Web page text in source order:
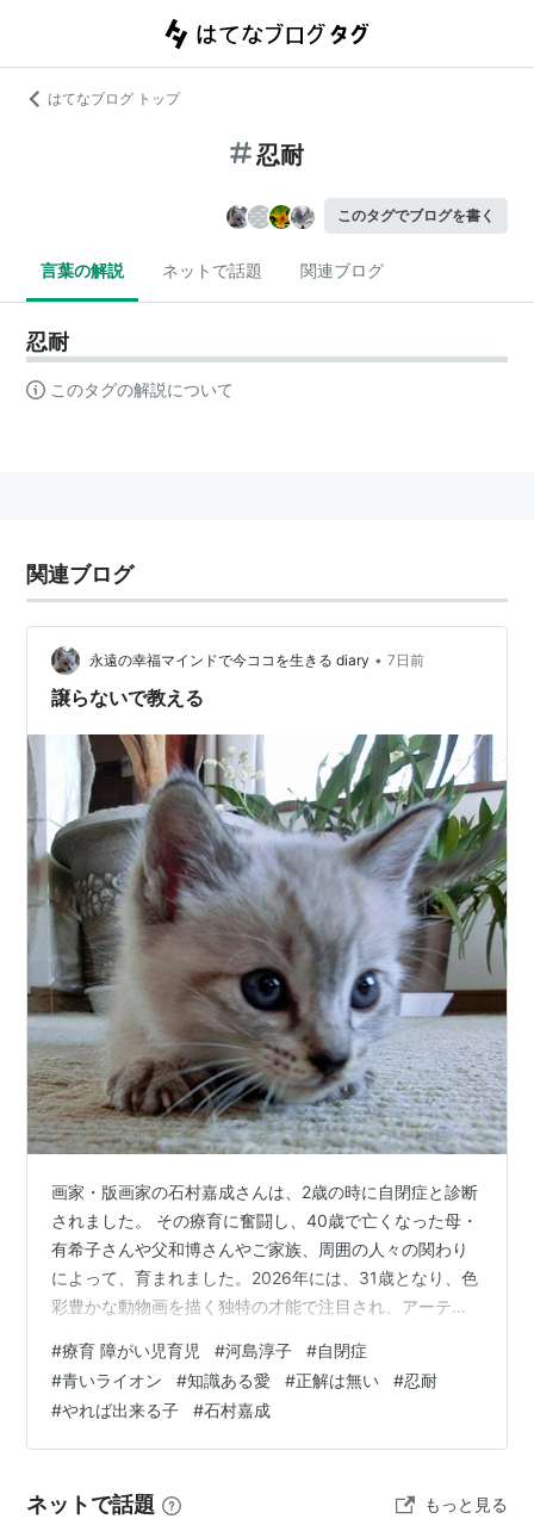
はてなブログ トップ
忍耐
このタグでブログを書く
言葉の解説 ネットで話題 関連ブログ
忍耐
このタグの解説について
関連ブログ
永遠の幸福マインドで今ココを生きる diary • 7日前
譲らないで教える
画家・版画家の石村嘉成さんは、2歳の時に自閉症と診断
されました。 その療育に奮闘し、40歳で亡くなった母・
有希子さんや父和博さんやご家族、周囲の人々の関わり
によって、育まれました。2026年には、31歳となり、色
彩豊かな動物画を描く独特の才能で注目され、アーティ
「青いライオン」が各地で上映され、合わせて、父和博
さんの講演とアーティストとして、石村嘉成さんのライ
ブパフォーマンスを展開しています。 その中で、着てい
る作務衣を脱いで、背中を見せるシーンがありました。
それに、希望を持つ人もいると思…
#療育 障がい児育児 #河島淳子 #自閉症
#青いライオン #知識ある愛 #正解は無い #忍耐
#やれば出来る子 #石村嘉成
ネットで話題 もっと見る